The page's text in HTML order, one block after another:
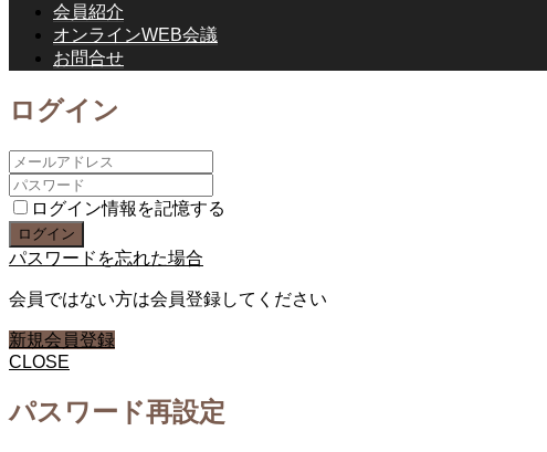
会員紹介
オンラインWEB会議
お問合せ
ログイン
ログイン情報を記憶する
パスワードを忘れた場合
会員ではない方は会員登録してください
新規会員登録
CLOSE
パスワード再設定